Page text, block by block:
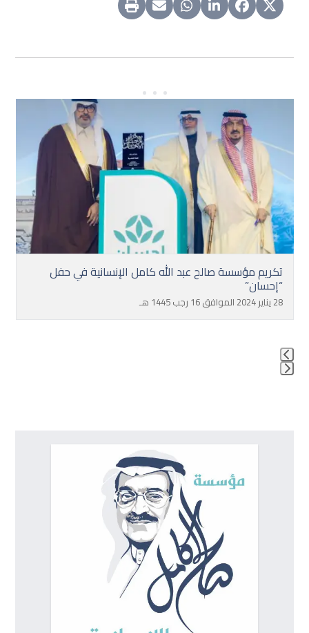
and
right
arrow
keys
to
access
the
carousel
navigation
buttons
تكريم مؤسسة صالح عبد الله كامل الإنسانية في حفل
“إحسان”
28 يناير 2024 الموافق 16 رجب 1445 هـ